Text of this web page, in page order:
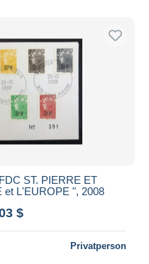
ST. PIERRE ET
L'EUROPE ", 2008
$
Privatperson